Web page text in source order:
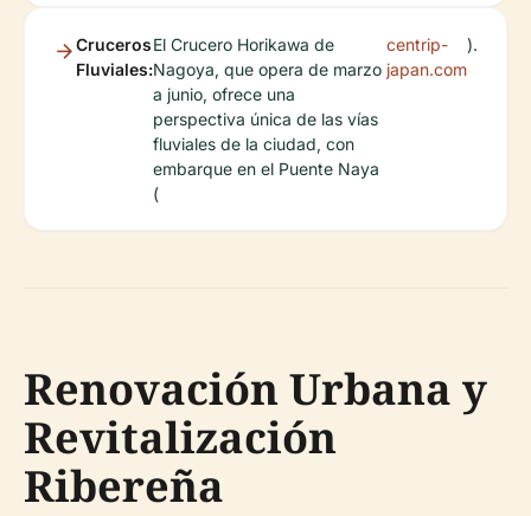
Cruceros
Fluviales:
El Crucero Horikawa de
Nagoya, que opera de marzo
a junio, ofrece una
perspectiva única de las vías
fluviales de la ciudad, con
embarque en el Puente Naya
(
centrip-
japan.com
).
Renovación Urbana y
Revitalización
Ribereña